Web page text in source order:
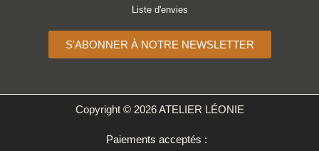
Liste d'envies
S'ABONNER À NOTRE NEWSLETTER
Copyright © 2026 ATELIER LÉONIE
Paiements acceptés :